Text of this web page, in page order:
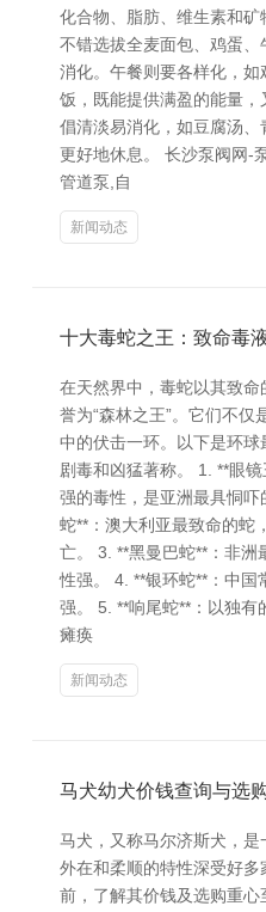
化合物、脂肪、维生素和
不错选拔全麦面包、鸡蛋
消化。午餐则要各样化，
饭，既能提供满盈的能量
倡清淡易消化，如豆腐汤
更好地休息。 长沙泵阀网-
管道泵,自
新闻动态
十大毒蛇之王：致命毒
在天然界中，毒蛇以其致
誉为“森林之王”。它们不
中的伏击一环。以下是环
剧毒和凶猛著称。 1. **眼
强的毒性，是亚洲最具恫
蛇**：澳大利亚最致命的蛇
亡。 3. **黑曼巴蛇**：非
性强。 4. **银环蛇**：中国
强。 5. **响尾蛇**：以独有
瘫痪
新闻动态
马犬幼犬价钱查询与选
马犬，又称马尔济斯犬，
外在和柔顺的特性深受好
前，了解其价钱及选购重